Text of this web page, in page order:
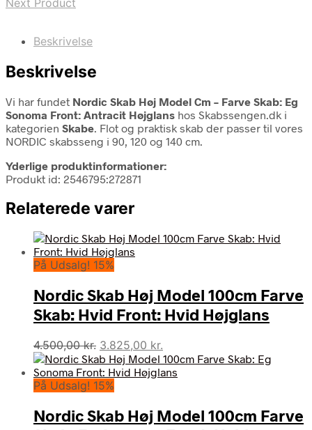
Next Product
Beskrivelse
Beskrivelse
Vi har fundet Nordic Skab Høj Model Cm – Farve Skab: Eg
Sonoma Front: Antracit Højglans hos Skabssengen.dk i
kategorien Skabe. Flot og praktisk skab der passer til vores
NORDIC skabsseng i 90, 120 og 140 cm.
Yderlige produktinformationer:
Produkt id: 2546795:272871
Relaterede varer
På Udsalg! 15%
Nordic Skab Høj Model 100cm Farve
Skab: Hvid Front: Hvid Højglans
4.500,00kr. Den
oprindelige
pris
var:
3.825,00 kr.
aktuelle
pris
På Udsalg! 15%
Nordic Skab Høj Model 100cm Farve